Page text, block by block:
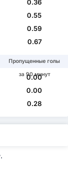
0.36
0.55
0.59
0.67
Пропущенные голы
за 90 минут
0.00
0.00
0.28